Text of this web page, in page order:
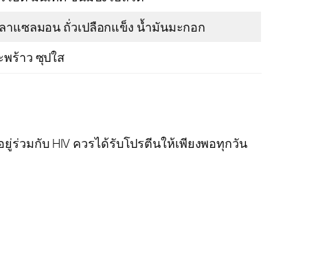
าแซลมอน ถั่วเปลือกแข็ง น้ำมันมะกอก
พร้าว ซุปใส
วมกับ HIV ควรได้รับโปรตีนให้เพียงพอทุกวัน